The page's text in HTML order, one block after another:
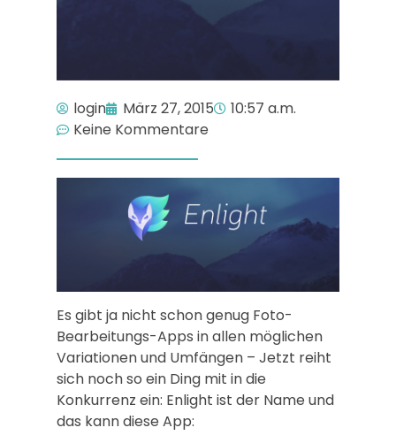
login März 27, 2015
10:57 a.m.
Keine Kommentare
Es gibt ja nicht schon genug Foto-
Bearbeitungs-Apps in allen möglichen
Variationen und Umfängen – Jetzt reiht
sich noch so ein Ding mit in die
Konkurrenz ein: Enlight ist der Name und
das kann diese App: